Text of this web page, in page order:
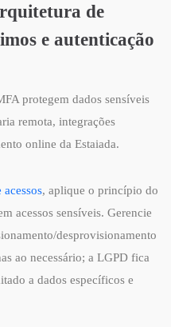
de
e autenticação
protegem dados sensíveis
remota, integrações
online da Estaiada.
acessos, aplique o princípio do
acessos sensíveis. Gerencie
desprovisionamento
ao necessário; a LGPD fica
a dados específicos e